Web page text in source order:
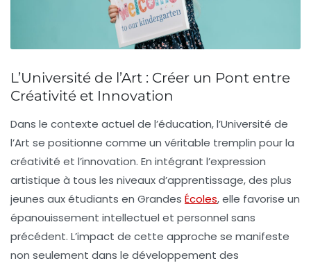
L’Université de l’Art : Créer un Pont entre
Créativité et Innovation
Dans le contexte actuel de l’éducation, l’Université de
l’Art se positionne comme un véritable tremplin pour la
créativité et l’innovation. En intégrant l’expression
artistique à tous les niveaux d’apprentissage, des plus
jeunes aux étudiants en Grandes Écoles, elle favorise un
épanouissement intellectuel et personnel sans
précédent. L’impact de cette approche se manifeste
non seulement dans le développement des